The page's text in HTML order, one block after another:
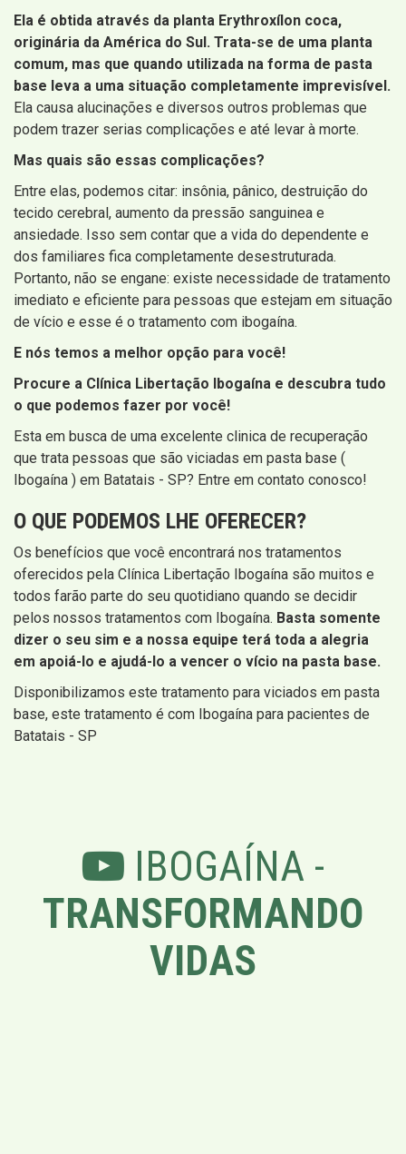
Ela é obtida através da planta Erythroxílon coca,
originária da América do Sul. Trata-se de uma planta
comum, mas que quando utilizada na forma de pasta
base leva a uma situação completamente imprevisível.
Ela causa alucinações e diversos outros problemas que
podem trazer serias complicações e até levar à morte.
Mas quais são essas complicações?
Entre elas, podemos citar: insônia, pânico, destruição do
tecido cerebral, aumento da pressão sanguinea e
ansiedade. Isso sem contar que a vida do dependente e
dos familiares fica completamente desestruturada.
Portanto, não se engane: existe necessidade de tratamento
imediato e eficiente para pessoas que estejam em situação
de vício e esse é o tratamento com ibogaína.
E nós temos a melhor opção para você!
Procure a Clínica Libertação Ibogaína e descubra tudo
o que podemos fazer por você!
Esta em busca de uma excelente clinica de recuperação
que trata pessoas que são viciadas em pasta base (
Ibogaína ) em Batatais - SP? Entre em contato conosco!
O QUE PODEMOS LHE OFERECER?
Os benefícios que você encontrará nos tratamentos
oferecidos pela Clínica Libertação Ibogaína são muitos e
todos farão parte do seu quotidiano quando se decidir
pelos nossos tratamentos com Ibogaína. Basta somente
dizer o seu sim e a nossa equipe terá toda a alegria
em apoiá-lo e ajudá-lo a vencer o vício na pasta base.
Disponibilizamos este tratamento para viciados em pasta
base, este tratamento é com Ibogaína para pacientes de
Batatais - SP
IBOGAÍNA -
TRANSFORMANDO
VIDAS